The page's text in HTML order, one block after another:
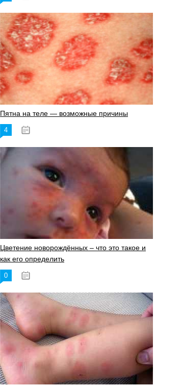
Пятна на теле — возможные причины
4
Цветение новорождённых – что это такое и
как его определить
0